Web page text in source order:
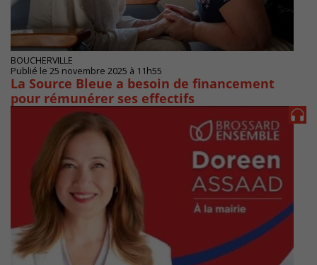
BOUCHERVILLE
Publié le 25 novembre 2025 à 11h55
La Source Bleue a besoin de financement
pour rémunérer ses effectifs